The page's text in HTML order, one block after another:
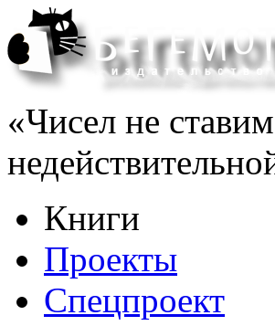
«Чисел не
Книги
Проекты
Спецпроект